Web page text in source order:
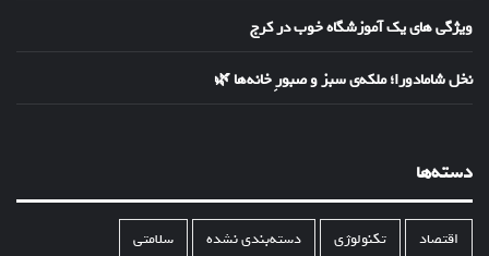
ویژگی های یک آموزشگاه خوب در کرج
نخل شامادورا؛ ملکه‌ی سبز و صبورِ خانه‌ها 🌿
دسته‌ها
اقتصاد تکنولوژی دسته‌بندی نشده سلامتی